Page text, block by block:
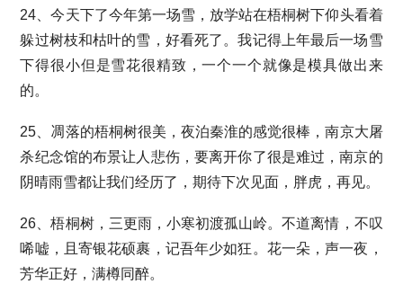
24、今天下了今年第一场雪，放学站在梧桐树下仰头看着
躲过树枝和枯叶的雪，好看死了。我记得上年最后一场雪
下得很小但是雪花很精致，一个一个就像是模具做出来
的。
25、凋落的梧桐树很美，夜泊秦淮的感觉很棒，南京大屠
杀纪念馆的布景让人悲伤，要离开你了很是难过，南京的
阴晴雨雪都让我们经历了，期待下次见面，胖虎，再见。
26、梧桐树，三更雨，小寒初渡孤山岭。不道离情，不叹
唏嘘，且寄银花硕裹，记吾年少如狂。花一朵，声一夜，
芳华正好，满樽同醉。